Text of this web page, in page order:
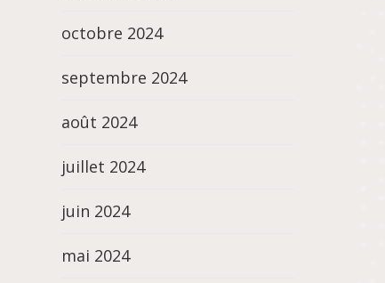
octobre 2024
septembre 2024
août 2024
juillet 2024
juin 2024
mai 2024